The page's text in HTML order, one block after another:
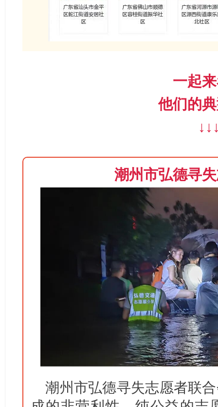
一起
他们的
↓ ↓
潮州市弘德寻
潮州市弘德寻失志愿者联